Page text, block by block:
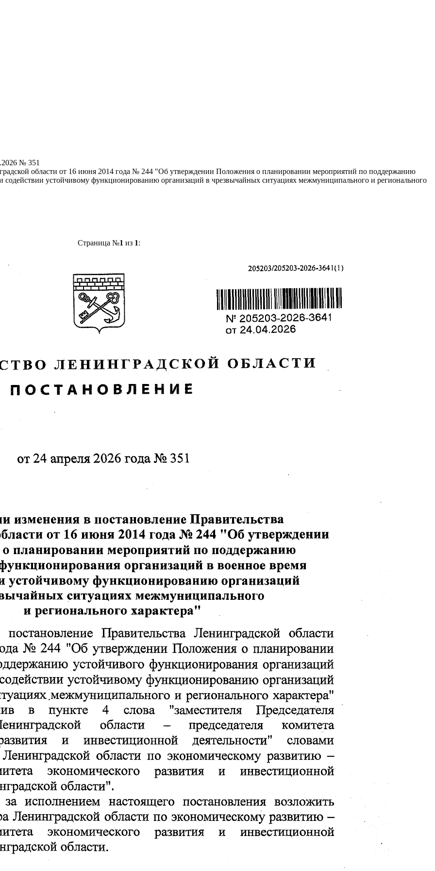
№ 351
области от 16 июня 2014 года № 244 "Об утверждении Положения о планировании мероприятий по поддержанию
содействии устойчивому функционированию организаций в чрезвычайных ситуациях межмуниципального и регионального
Страница №1 из 1: